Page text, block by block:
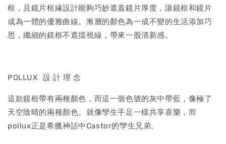
框，且鏡片框緣設計能夠巧妙遮蓋鏡片厚度，讓鏡框和鏡片
成為一體的優雅曲線。漸層的顏色為一成不變的生活添加巧
思，纖細的鏡框不遮擋視線，帶來一股清新感。
POLLUX 設 計 理 念
這款鏡框帶有兩種顏色，而這一個色號的灰中帶藍，像極了
天空陰晴的兩種顏色。就像孿生手足一樣共享喜樂，而
pollux正是希臘神話中Castor的孿生兄弟。